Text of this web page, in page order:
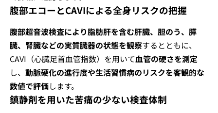
腹部エコーとCAVIによる全身リスクの把握
腹部超音波検査により脂肪肝を含む肝臓、胆のう、膵
臓、腎臓などの実質臓器の状態を観察するとともに、
CAVI（心臓足首血管指数）を用いて血管の硬さを測定
し、 動脈硬化の進行度や生活習慣病のリスクを客観的な
数値で評価します。
鎮静剤を用いた苦痛の少ない検査体制